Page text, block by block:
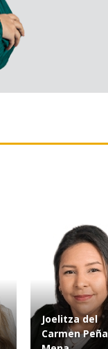
Joelitza del
Carmen Peña